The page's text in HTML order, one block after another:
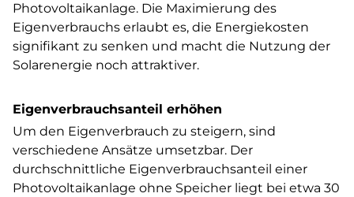
Photovoltaikanlage. Die Maximierung des
Eigenverbrauchs erlaubt es, die Energiekosten
signifikant zu senken und macht die Nutzung der
Solarenergie noch attraktiver.
Eigenverbrauchsanteil erhöhen
Um den Eigenverbrauch zu steigern, sind
verschiedene Ansätze umsetzbar. Der
durchschnittliche Eigenverbrauchsanteil einer
Photovoltaikanlage ohne Speicher liegt bei etwa 30